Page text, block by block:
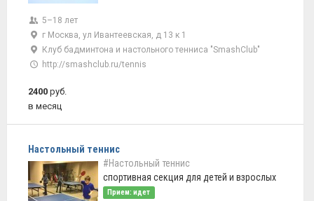
5–18 лет
г Москва, ул Ивантеевская, д 13 к 1
Клуб бадминтона и настольного тенниса "SmashClub"
http://smashclub.ru/tennis
2400 руб.
в месяц
Настольный теннис
#Настольный теннис
спортивная секция для детей и взрослых
Прием: идет